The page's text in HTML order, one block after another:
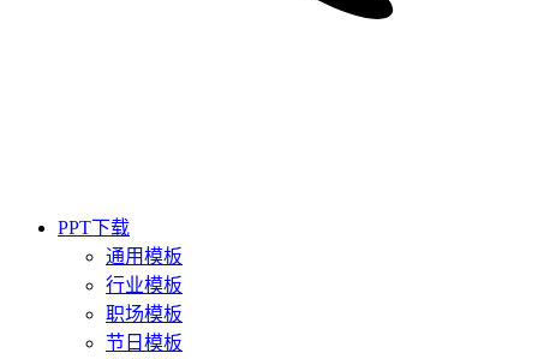
PPT下载
通用模板
行业模板
职场模板
节日模板